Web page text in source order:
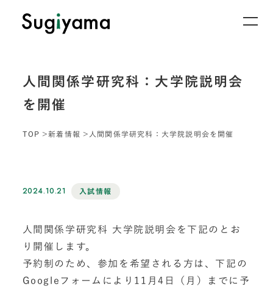
人間関係学研究科：大学院説明会
を開催
TOP 新着情報 人間関係学研究科：大学院説明会を開催
2024.10.21 入試情報
人間関係学研究科 大学院説明会を下記のとお
り開催します。
予約制のため、参加を希望される方は、下記の
Googleフォームにより11月4日（月）までに予